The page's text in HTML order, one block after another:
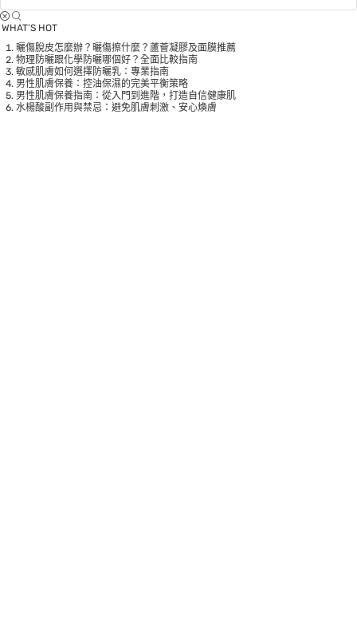
WHAT’S HOT
曬傷脫皮怎麼辦？曬傷擦什麼？蘆薈凝膠及面膜推薦
物理防曬跟化學防曬哪個好？全面比較指南
敏感肌膚如何選擇防曬乳：專業指南
男性肌膚保養：控油保濕的完美平衡策略
男性肌膚保養指南：從入門到進階，打造自信健康肌
水楊酸副作用與禁忌：避免肌膚刺激、安心煥膚